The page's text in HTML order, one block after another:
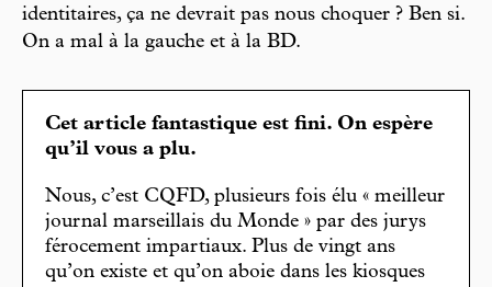
identitaires, ça ne devrait pas nous choquer ? Ben si.
On a mal à la gauche et à la BD.
Cet article fantastique est fini. On espère
qu’il vous a plu.
Nous, c’est CQFD, plusieurs fois élu « meilleur
journal marseillais du Monde » par des jurys
férocement impartiaux. Plus de vingt ans
qu’on existe et qu’on aboie dans les kiosques